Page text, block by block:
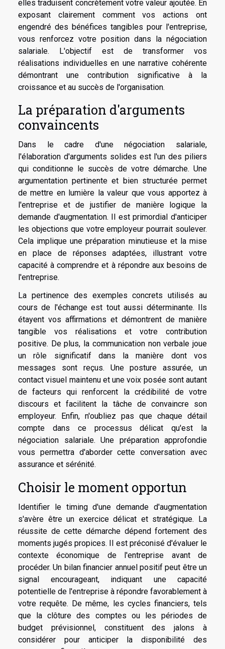
elles traduisent concrètement votre valeur ajoutée. En
exposant clairement comment vos actions ont
engendré des bénéfices tangibles pour l'entreprise,
vous renforcez votre position dans la négociation
salariale. L'objectif est de transformer vos
réalisations individuelles en une narrative cohérente
démontrant une contribution significative à la
croissance et au succès de l'organisation.
La préparation d'arguments
convaincents
Dans le cadre d'une négociation salariale,
l'élaboration d'arguments solides est l'un des piliers
qui conditionne le succès de votre démarche. Une
argumentation pertinente et bien structurée permet
de mettre en lumière la valeur que vous apportez à
l'entreprise et de justifier de manière logique la
demande d'augmentation. Il est primordial d'anticiper
les objections que votre employeur pourrait soulever.
Cela implique une préparation minutieuse et la mise
en place de réponses adaptées, illustrant votre
capacité à comprendre et à répondre aux besoins de
l'entreprise.
La pertinence des exemples concrets utilisés au
cours de l'échange est tout aussi déterminante. Ils
étayent vos affirmations et démontrent de manière
tangible vos réalisations et votre contribution
positive. De plus, la communication non verbale joue
un rôle significatif dans la manière dont vos
messages sont reçus. Une posture assurée, un
contact visuel maintenu et une voix posée sont autant
de facteurs qui renforcent la crédibilité de votre
discours et facilitent la tâche de convaincre son
employeur. Enfin, n'oubliez pas que chaque détail
compte dans ce processus délicat qu'est la
négociation salariale. Une préparation approfondie
vous permettra d'aborder cette conversation avec
assurance et sérénité.
Choisir le moment opportun
Identifier le timing d'une demande d'augmentation
s'avère être un exercice délicat et stratégique. La
réussite de cette démarche dépend fortement des
moments jugés propices. Il est préconisé d'évaluer le
contexte économique de l'entreprise avant de
procéder. Un bilan financier annuel positif peut être un
signal encourageant, indiquant une capacité
potentielle de l'entreprise à répondre favorablement à
votre requête. De même, les cycles financiers, tels
que la clôture des comptes ou les périodes de
budget prévisionnel, constituent des jalons à
considérer pour anticiper la disponibilité des